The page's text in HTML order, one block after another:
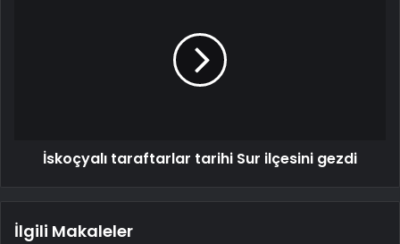
İskoçyalı taraftarlar tarihi Sur ilçesini gezdi
İlgili Makaleler